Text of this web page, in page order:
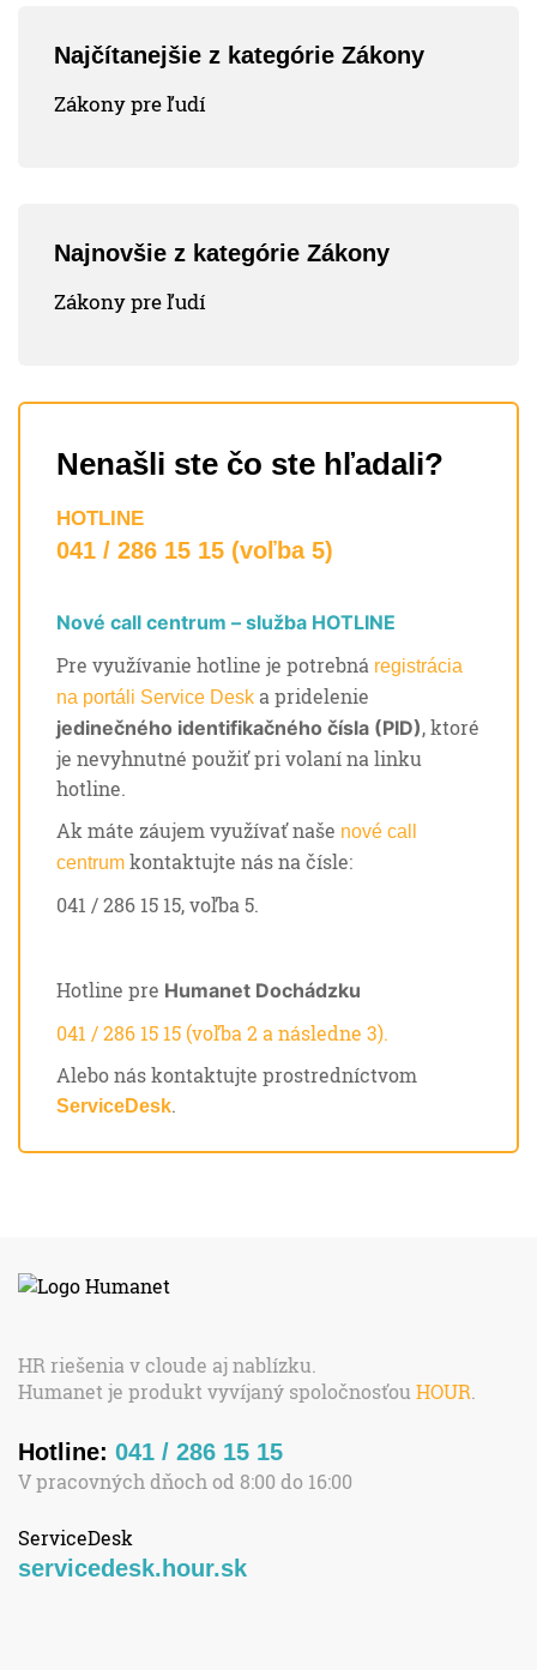
Najčítanejšie z kategórie Zákony
Zákony pre ľudí
Najnovšie z kategórie Zákony
Zákony pre ľudí
Nenašli ste čo ste hľadali?
HOTLINE
041 / 286 15 15 (voľba 5)
Nové call centrum – služba HOTLINE
Pre využívanie hotline je potrebná registrácia
na portáli Service Desk a pridelenie
jedinečného identifikačného čísla (PID), ktoré
je nevyhnutné použiť pri volaní na linku
hotline.
Ak máte záujem využívať naše nové call
centrum kontaktujte nás na čísle:
041 / 286 15 15, voľba 5.
Hotline pre Humanet Dochádzku
041 / 286 15 15 (voľba 2 a následne 3).
Alebo nás kontaktujte prostredníctvom
ServiceDesk.
HR riešenia v cloude aj nablízku.
Humanet je produkt vyvíjaný spoločnosťou HOUR.
Hotline: 041 / 286 15 15
V pracovných dňoch od 8:00 do 16:00
ServiceDesk
servicedesk.hour.sk